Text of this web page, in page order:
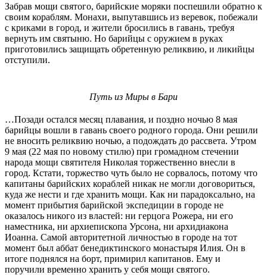
Забрав мощи святого, барийские моряки поспешили обратно к
своим кораблям. Монахи, выпутавшись из веревок, побежали
с криками в город, и жители бросились в гавань, требуя
вернуть им святыню. Но барийцы с оружием в руках
приготовились защищать обретенную реликвию, и ликийцы
отступили.
Путь из Миры в Бари
…Позади остался месяц плавания, и поздно ночью 8 мая
барийцы вошли в гавань своего родного города. Они решили
не вносить реликвию ночью, а подождать до рассвета. Утром
9 мая (22 мая по новому стилю) при громадном стечении
народа мощи святителя Николая торжественно внесли в
город. Кстати, торжество чуть было не сорвалось, потому что
капитаны барийских кораблей никак не могли договориться,
куда же нести и где хранить мощи. Как ни парадоксально, на
момент прибытия барийской экспедиции в городе не
оказалось никого из властей: ни герцога Рожера, ни его
наместника, ни архиепископа Урсона, ни архидиакона
Иоанна. Самой авторитетной личностью в городе на тот
момент был аббат бенедиктинского монастыря Илия. Он в
итоге поднялся на борт, примирил капитанов. Ему и
поручили временно хранить у себя мощи святого.